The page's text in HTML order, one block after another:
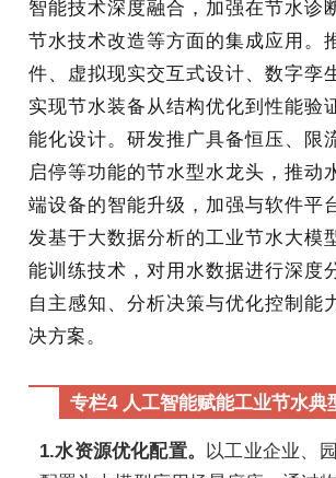
智能技术深度融合，加强在节水诊
节水技术改造等方面的集成应用。
件、虚拟现实交互式设计、数字孪
实现节水装备从结构优化到性能验
能化设计。研发推广具备恒压、限
启停等功能的节水型水龙头，推动
端设备的智能升级，加强与软件平
发基于大数据分析的工业节水大模
能训练技术，对用水数据进行深度
自主感知、分析决策与优化控制能
决方案。
专栏4 人工智能赋能工业节水典
1.水资源优化配置。
以工业企业、